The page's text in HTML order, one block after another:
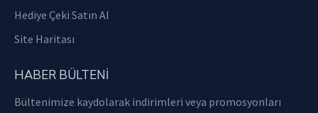
Hediye Çeki Satın Al
Site Haritası
HABER BÜLTENI
Bültenimize kaydolarak indirimleri veya promosyonları